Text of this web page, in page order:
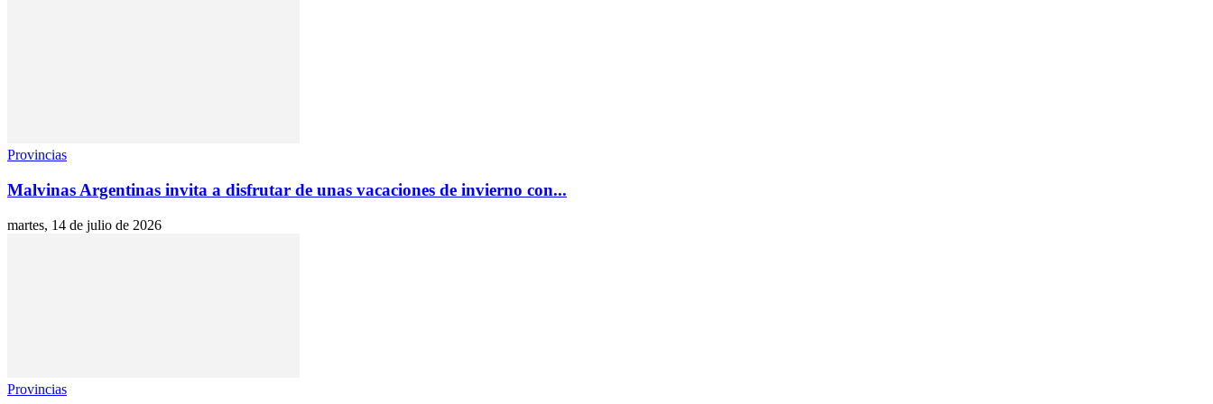
Provincias
Malvinas Argentinas invita a disfrutar de unas vacaciones de invierno con...
martes, 14 de julio de 2026
Provincias